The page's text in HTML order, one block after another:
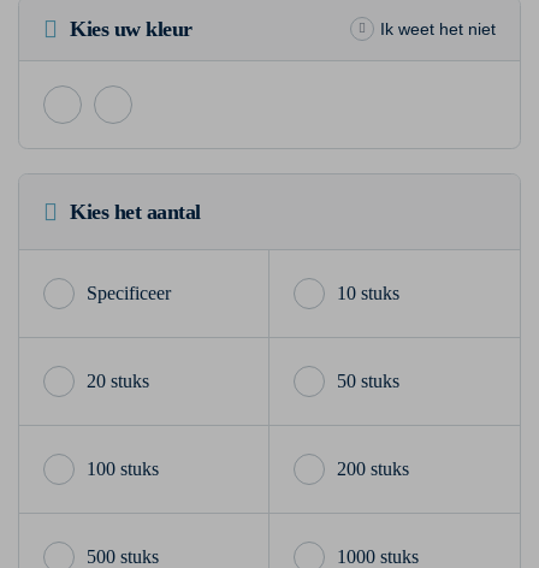
Kies uw kleur Ik weet het niet
Kies het aantal
10 stuks
20 stuks 50 stuks
100 stuks 200 stuks
500 stuks 1000 stuks